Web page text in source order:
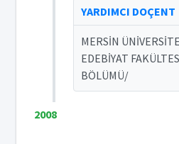
YARDIMCI DOÇENT
MERSİN
EDEBİYAT
BÖLÜMÜ/
2008